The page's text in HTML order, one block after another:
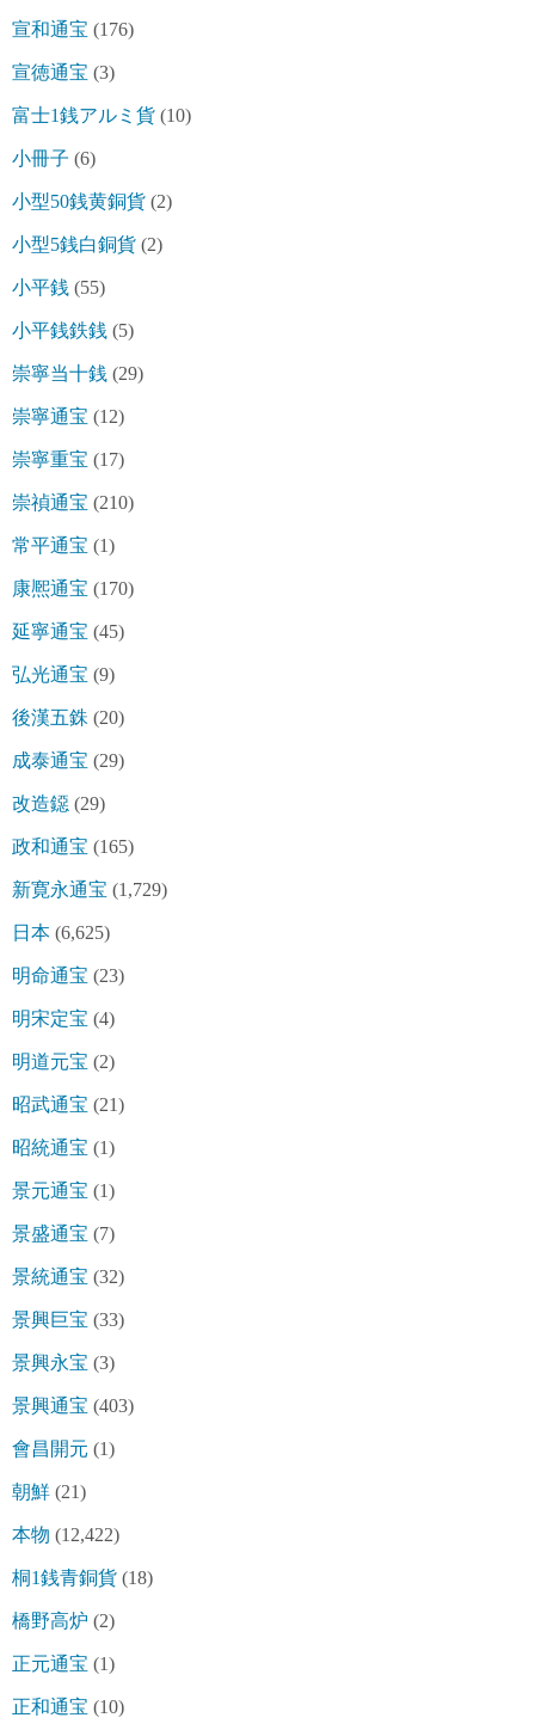
宣和通宝 (176)
宣徳通宝 (3)
富士1銭アルミ貨 (10)
小冊子 (6)
小型50銭黄銅貨 (2)
小型5銭白銅貨 (2)
小平銭 (55)
小平銭鉄銭 (5)
崇寧当十銭 (29)
崇寧通宝 (12)
崇寧重宝 (17)
崇禎通宝 (210)
常平通宝 (1)
康熈通宝 (170)
延寧通宝 (45)
弘光通宝 (9)
後漢五銖 (20)
成泰通宝 (29)
改造鐚 (29)
政和通宝 (165)
新寛永通宝 (1,729)
日本 (6,625)
明命通宝 (23)
明宋定宝 (4)
明道元宝 (2)
昭武通宝 (21)
昭統通宝 (1)
景元通宝 (1)
景盛通宝 (7)
景統通宝 (32)
景興巨宝 (33)
景興永宝 (3)
景興通宝 (403)
會昌開元 (1)
朝鮮 (21)
本物 (12,422)
桐1銭青銅貨 (18)
橋野高炉 (2)
正元通宝 (1)
正和通宝 (10)